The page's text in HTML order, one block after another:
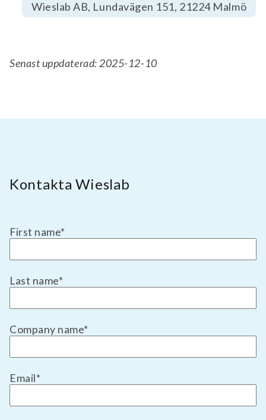
Wieslab AB, Lundavägen 151, 21224 Malmö
Senast uppdaterad: 2025-12-10
Kontakta Wieslab
First name*
Last name*
Company name*
Email*